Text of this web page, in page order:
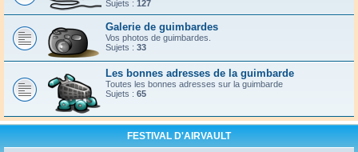
Sujets : 127
Galerie de guimbardes
Vos photos de guimbardes.
Sujets : 33
Les bonnes adresses de la guimbarde
Toutes les bonnes adresses sur la guimbarde
Sujets : 65
FESTIVAL D'AIRVAULT